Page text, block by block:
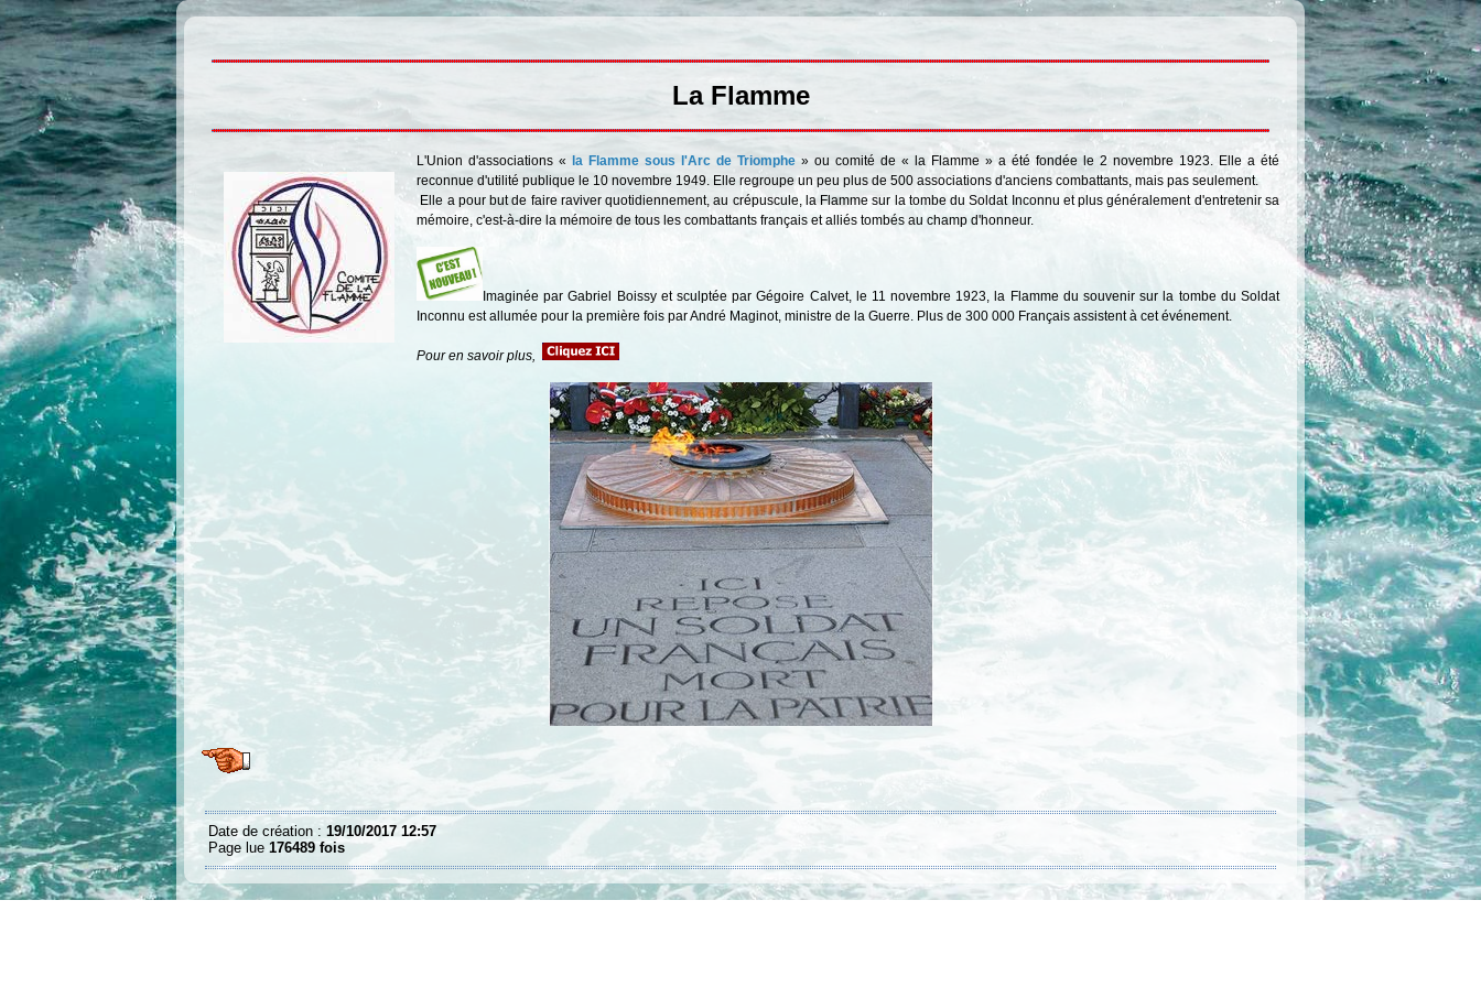
La Flamme
L'Union d'associations « la Flamme sous l'Arc de Triomphe » ou comité de « la Flamme » a été fondée le 2 novembre 1923. Elle a été
reconnue d'utilité publique le 10 novembre 1949. Elle regroupe un peu plus de 500 associations d'anciens combattants, mais pas seulement.
Elle a pour but de faire raviver quotidiennement, au crépuscule, la Flamme sur la tombe du Soldat Inconnu et plus généralement d'entretenir sa
mémoire, c'est-à-dire la mémoire de tous les combattants français et alliés tombés au champ d'honneur.
Imaginée par Gabriel Boissy et sculptée par Gégoire Calvet, le 11 novembre 1923, la Flamme du souvenir sur la tombe du Soldat
Inconnu est allumée pour la première fois par André Maginot, ministre de la Guerre. Plus de 300 000 Français assistent à cet événement.
Pour en savoir plus,
Date de création : 19/10/2017 12:57
Page lue 176489 fois